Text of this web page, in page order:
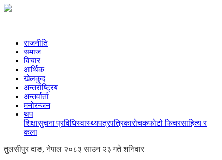
राजनीति
समाज
विचार
आर्थिक
खेलकुद
अन्तर्राष्ट्रिय
अन्तर्वार्ता
मनोरन्जन
थप
शिक्षासुचना प्रविधिस्वास्थ्यपत्रपत्रिकारोचकफोटो फिचरसाहित्य र
कला
तुलसीपुर दाङ, नेपाल २०८३ साउन २३ गते शनिवार